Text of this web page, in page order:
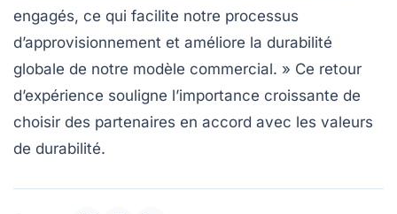
engagés, ce qui facilite notre processus
d’approvisionnement et améliore la durabilité
globale de notre modèle commercial. » Ce retour
d’expérience souligne l’importance croissante de
choisir des partenaires en accord avec les valeurs
de durabilité.